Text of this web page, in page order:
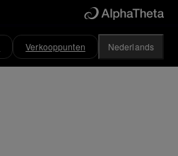
Verkooppunten Nederlands